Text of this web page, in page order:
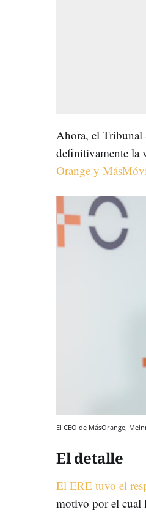
Ahora, el Tribunal
definitivamente la
Orange y
El CEO de MásOrange,
El detalle
El ERE tuvo el
motivo por el cual